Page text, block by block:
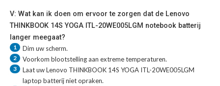
V: Wat kan ik doen om ervoor te zorgen dat de Lenovo
THINKBOOK 14S YOGA ITL-20WE005LGM notebook batterij
langer meegaat?
1 Dim uw scherm.
2 Voorkom blootstelling aan extreme temperaturen.
3 Laat uwLenovo THINKBOOK 14S YOGA ITL-20WE005LGM
laptop batterijniet opraken.